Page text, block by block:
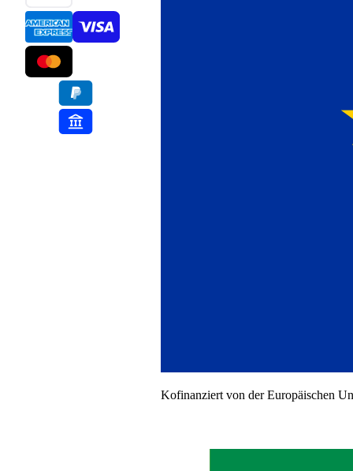
Rindenmulch Pinie einfach geliefert.
Sie können über PALIGO ganz bequem Rindenmulch Pinie kaufen
und wir liefern Ihnen 39 Säcke mit jeweils 60 Litern ordentlich
gestapelt auf einer Palette mittels Speditionsversand. Bleiben Sie am
Tag der Auslieferung durch das Erteilen einer Abstellgenehmigung
oder vorheriger Terminabsprache zeitlich flexibler. Wenn Sie sich
Kofinanziert von der Europäischen